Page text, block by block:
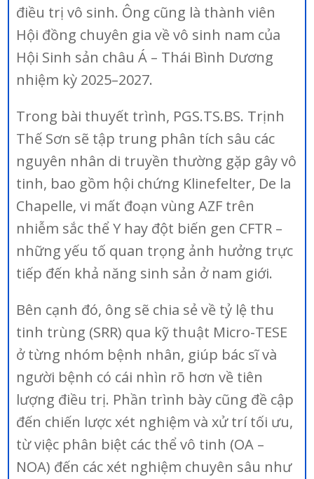
điều trị vô sinh. Ông cũng là thành viên
Hội đồng chuyên gia về vô sinh nam của
Hội Sinh sản châu Á – Thái Bình Dương
nhiệm kỳ 2025–2027.
Trong bài thuyết trình, PGS.TS.BS. Trịnh
Thế Sơn sẽ tập trung phân tích sâu các
nguyên nhân di truyền thường gặp gây vô
tinh, bao gồm hội chứng Klinefelter, De la
Chapelle, vi mất đoạn vùng AZF trên
nhiễm sắc thể Y hay đột biến gen CFTR –
những yếu tố quan trọng ảnh hưởng trực
tiếp đến khả năng sinh sản ở nam giới.
Bên cạnh đó, ông sẽ chia sẻ về tỷ lệ thu
tinh trùng (SRR) qua kỹ thuật Micro-TESE
ở từng nhóm bệnh nhân, giúp bác sĩ và
người bệnh có cái nhìn rõ hơn về tiên
lượng điều trị. Phần trình bày cũng đề cập
đến chiến lược xét nghiệm và xử trí tối ưu,
từ việc phân biệt các thể vô tinh (OA –
NOA) đến các xét nghiệm chuyên sâu như